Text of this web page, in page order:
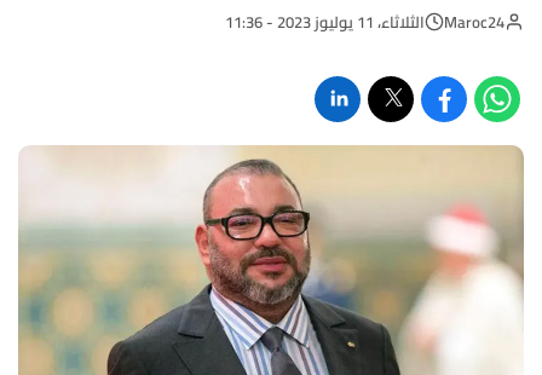
Maroc24 الثلاثاء، 11 يوليوز 2023 - 11:36